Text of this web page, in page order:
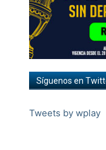
Síguenos en
Tweets by wplay